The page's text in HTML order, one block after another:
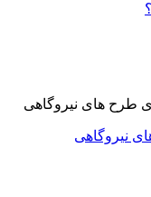
نیروگاهی